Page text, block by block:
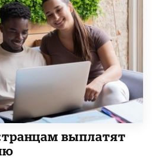
выплатят